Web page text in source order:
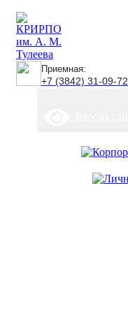
Приемная:
+7 (3842) 31-09-72